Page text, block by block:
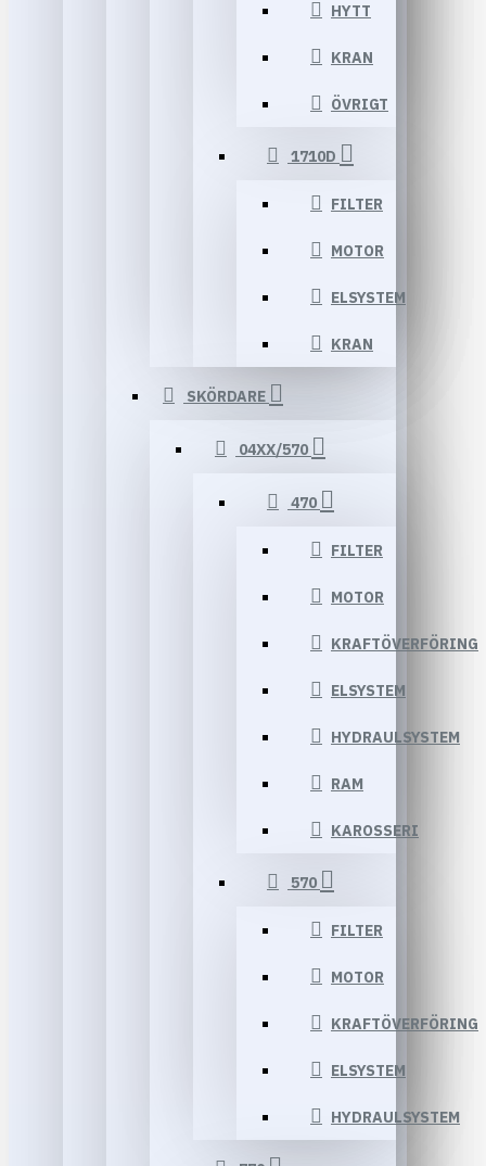
HYTT
KRAN
ÖVRIGT
1710D
FILTER
MOTOR
ELSYSTEM
KRAN
SKÖRDARE
04XX/570
470
FILTER
MOTOR
KRAFTÖVERFÖRING
ELSYSTEM
HYDRAULSYSTEM
RAM
KAROSSERI
570
FILTER
MOTOR
KRAFTÖVERFÖRING
ELSYSTEM
HYDRAULSYSTEM